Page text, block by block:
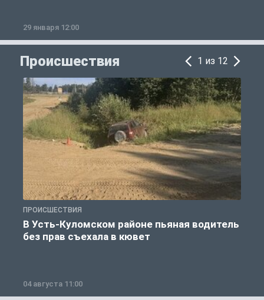
29 января 12:00
Происшествия 1 из 12
ПРОИСШЕСТВИЯ
В Усть-Куломском районе пьяная водитель
без прав съехала в кювет
04 августа 11:00